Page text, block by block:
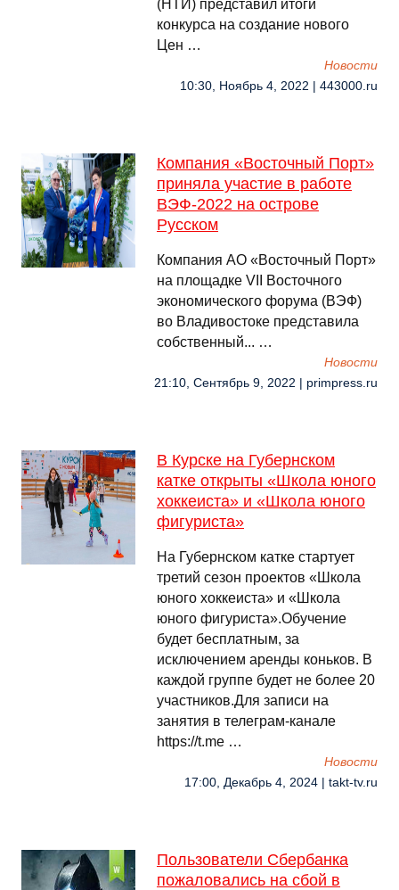
(НТИ) представил итоги
конкурса на создание нового
Цен …
Новости
10:30, Ноябрь 4, 2022 | 443000.ru
Компания «Восточный Порт»
приняла участие в работе
ВЭФ-2022 на острове
Русском
Компания АО «Восточный Порт»
на площадке VII Восточного
экономического форума (ВЭФ)
во Владивостоке представила
собственный... …
Новости
21:10, Сентябрь 9, 2022 | primpress.ru
В Курске на Губернском
катке открыты «Школа юного
хоккеиста» и «Школа юного
фигуриста»
На Губернском катке стартует
третий сезон проектов «Школа
юного хоккеиста» и «Школа
юного фигуриста».Обучение
будет бесплатным, за
исключением аренды коньков. В
каждой группе будет не более 20
участников.Для записи на
занятия в телеграм-канале
https://t.me …
Новости
17:00, Декабрь 4, 2024 | takt-tv.ru
Пользователи Сбербанка
пожаловались на сбой в